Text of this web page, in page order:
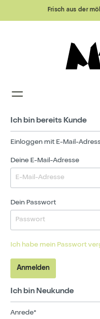
Frisch aus der
Ich bin bereits Kunde
Einloggen mit E-Mail-
Deine E-Mail-Adresse
Dein Passwort
Ich habe mein Passwort
Anmelden
Ich bin Neukunde
Anrede*